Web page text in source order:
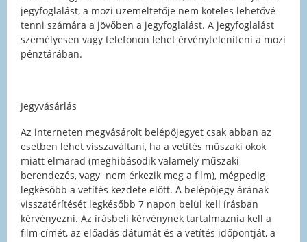
jegyfoglalást, a mozi üzemeltetője nem köteles lehetővé
tenni számára a jövőben a jegyfoglalást. A jegyfoglalást
személyesen vagy telefonon lehet érvényteleníteni a mozi
pénztárában.
Jegyvásárlás
Az interneten megvásárolt belépőjegyet csak abban az
esetben lehet visszaváltani, ha a vetítés műszaki okok
miatt elmarad (meghibásodik valamely műszaki
berendezés, vagy nem érkezik meg a film), mégpedig
legkésőbb a vetítés kezdete előtt. A belépőjegy árának
visszatérítését legkésőbb 7 napon belül kell írásban
kérvényezni. Az írásbeli kérvénynek tartalmaznia kell a
film címét, az előadás dátumát és a vetítés időpontját, a